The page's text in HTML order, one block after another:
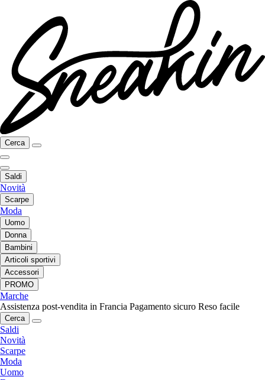
Cerca
Saldi
Novità
Scarpe
Moda
Uomo
Donna
Bambini
Articoli sportivi
Accessori
PROMO
Marche
Assistenza post-vendita in Francia Pagamento sicuro Reso facile
Cerca
Saldi
Novità
Scarpe
Moda
Uomo